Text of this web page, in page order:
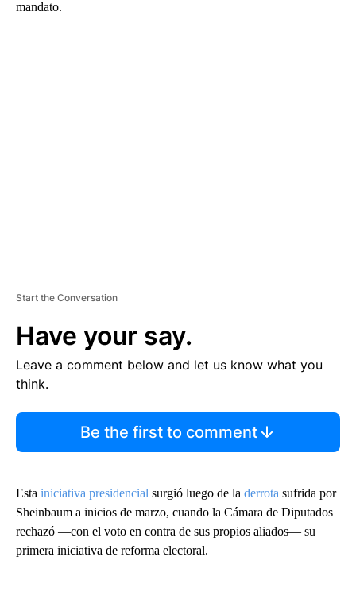
mandato.
Start the Conversation
Have your say.
Leave a comment below and let us know what you
think.
Be the first to comment
Esta iniciativa presidencial surgió luego de la derrota sufrida por
Sheinbaum a inicios de marzo, cuando la Cámara de Diputados
rechazó —con el voto en contra de sus propios aliados— su
primera iniciativa de reforma electoral.